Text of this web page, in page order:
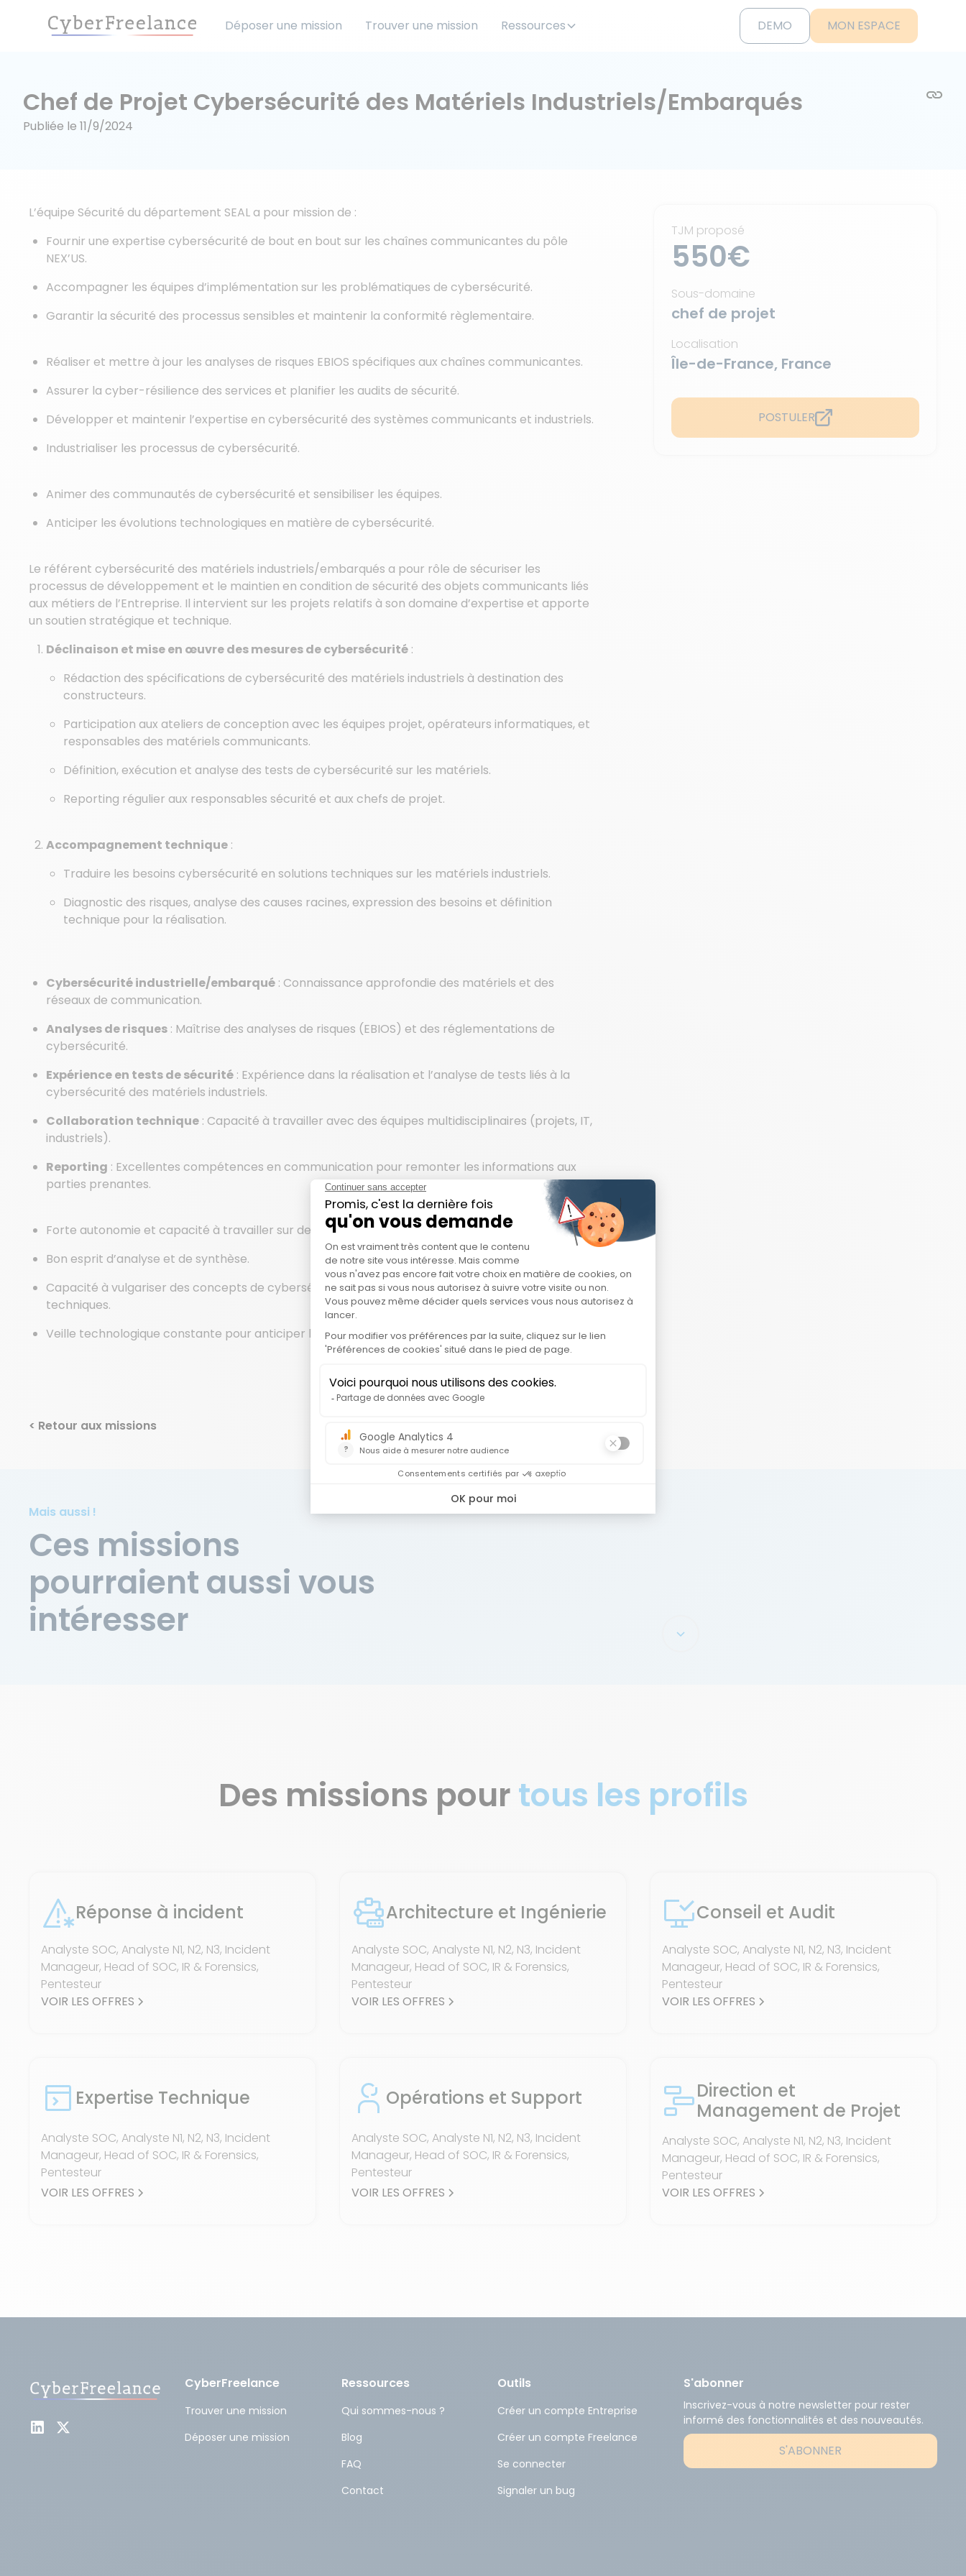
Déposer une mission Trouver une mission Ressources DEMO MON ESPACE
Chef de Projet Cybersécurité des Matériels Industriels/Embarqués
Publiée le 11/9/2024
L’équipe Sécurité du département SEAL a pour mission de :
Fournir une expertise cybersécurité de bout en bout sur les chaînes communicantes du pôle
NEX’US.
Accompagner les équipes d’implémentation sur les problématiques de cybersécurité.
Garantir la sécurité des processus sensibles et maintenir la conformité règlementaire.
Réaliser et mettre à jour les analyses de risques EBIOS spécifiques aux chaînes communicantes.
Assurer la cyber-résilience des services et planifier les audits de sécurité.
Développer et maintenir l’expertise en cybersécurité des systèmes communicants et industriels.
Industrialiser les processus de cybersécurité.
Animer des communautés de cybersécurité et sensibiliser les équipes.
Anticiper les évolutions technologiques en matière de cybersécurité.
Le référent cybersécurité des matériels industriels/embarqués a pour rôle de sécuriser les
processus de développement et le maintien en condition de sécurité des objets communicants liés
aux métiers de l’Entreprise. Il intervient sur les projets relatifs à son domaine d’expertise et apporte
un soutien stratégique et technique.
Déclinaison et mise en œuvre des mesures de cybersécurité :
Rédaction des spécifications de cybersécurité des matériels industriels à destination des
constructeurs.
Participation aux ateliers de conception avec les équipes projet, opérateurs informatiques, et
responsables des matériels communicants.
Définition, exécution et analyse des tests de cybersécurité sur les matériels.
Reporting régulier aux responsables sécurité et aux chefs de projet.
Accompagnement technique :
Traduire les besoins cybersécurité en solutions techniques sur les matériels industriels.
Diagnostic des risques, analyse des causes racines, expression des besoins et définition
technique pour la réalisation.
Cybersécurité industrielle/embarqué : Connaissance approfondie des matériels et des
réseaux de communication.
Analyses de risques : Maîtrise des analyses de risques (EBIOS) et des réglementations de
cybersécurité.
Expérience en tests de sécurité : Expérience dans la réalisation et l’analyse de tests liés à la
cybersécurité des matériels industriels.
Collaboration technique : Capacité à travailler avec des équipes multidisciplinaires (projets, IT,
industriels).
Reporting : Excellentes compétences en communication pour remonter les informations aux
parties prenantes.
Forte autonomie et capacité à travailler sur des sujets complexes et variés.
Bon esprit d’analyse et de synthèse.
Capacité à vulgariser des concepts de cybersécurité pour des équipes techniques et non
techniques.
Veille technologique constante pour anticiper les évolutions en matière de cybersécurité.
TJM proposé
550€
Sous-domaine
chef de projet
Localisation
Île-de-France, France
POSTULER
< Retour aux missions
Mais aussi !
Ces missions
pourraient aussi vous
intéresser
Des missions pourtous les profils
Réponse à incident
Analyste SOC, Analyste N1, N2, N3, Incident
Manageur, Head of SOC, IR & Forensics,
Pentesteur
VOIR LES OFFRES
Architecture et Ingénierie
Analyste SOC, Analyste N1, N2, N3, Incident
Manageur, Head of SOC, IR & Forensics,
Pentesteur
VOIR LES OFFRES
Conseil et Audit
Analyste SOC, Analyste N1, N2, N3, Incident
Manageur, Head of SOC, IR & Forensics,
Pentesteur
VOIR LES OFFRES
Expertise Technique
Analyste SOC, Analyste N1, N2, N3, Incident
Manageur, Head of SOC, IR & Forensics,
Pentesteur
VOIR LES OFFRES
Opérations et Support
Analyste SOC, Analyste N1, N2, N3, Incident
Manageur, Head of SOC, IR & Forensics,
Pentesteur
VOIR LES OFFRES
Direction et
Management de Projet
Analyste SOC, Analyste N1, N2, N3, Incident
Manageur, Head of SOC, IR & Forensics,
Pentesteur
VOIR LES OFFRES
CyberFreelance
Trouver une mission
Déposer une mission
Ressources
Qui sommes-nous ?
Blog
FAQ
Contact
Outils
Créer un compte Entreprise
Créer un compte Freelance
Se connecter
Signaler un bug
S'abonner
Inscrivez-vous à notre newsletter pour rester
informé des fonctionnalités et des nouveautés.
S'ABONNER